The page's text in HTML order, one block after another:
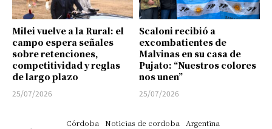
Milei vuelve a la Rural: el
campo espera señales
sobre retenciones,
competitividad y reglas
de largo plazo
25/07/2026
Scaloni recibió a
excombatientes de
Malvinas en su casa de
Pujato: “Nuestros colores
nos unen”
25/07/2026
Córdoba Noticias de cordoba Argentina